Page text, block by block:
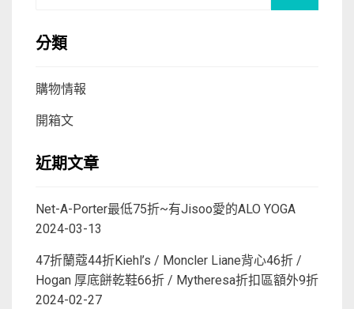
分類
購物情報
開箱文
近期文章
Net-A-Porter最低75折~有Jisoo愛的ALO YOGA
2024-03-13
47折蘭蔻44折Kiehl’s / Moncler Liane背心46折 /
Hogan 厚底餅乾鞋66折 / Mytheresa折扣區額外9折
2024-02-27